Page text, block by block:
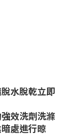
水脫乾立即
效洗劑洗滌
處進行晾